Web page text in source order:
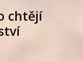
chtějí